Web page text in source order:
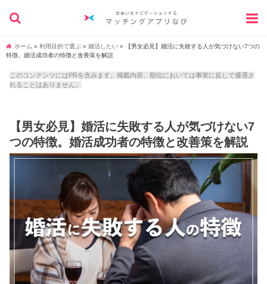
ホーム » 利用目的で選ぶ » 婚活したい » 【男女必見】婚活に失敗する人が気づけない7つの
特徴。婚活成功者の特徴と改善策を解説
このコンテンツにはPRを含みます。掲載内容、順位においては事実に反して優遇さ
れることはありません。
【男女必見】婚活に失敗する人が気づけない7
つの特徴。婚活成功者の特徴と改善策を解説